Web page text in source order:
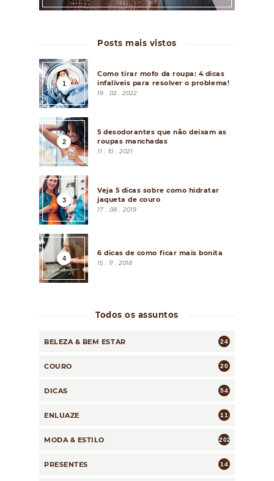
Posts mais vistos
Como tirar mofo da roupa: 4 dicas
infalíveis para resolver o problema!
19 . 02 . 2022
5 desodorantes que não deixam as
roupas manchadas
11 . 10 . 2021
Veja 5 dicas sobre como hidratar
jaqueta de couro
17 . 08 . 2019
6 dicas de como ficar mais bonita
15 . 11 . 2018
Todos os assuntos
BELEZA & BEM ESTAR 24
COURO 20
DICAS 54
ENLUAZE 11
MODA & ESTILO 202
PRESENTES 14